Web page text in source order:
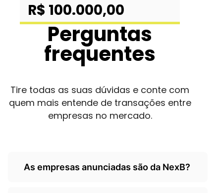
R$ 100.000,00
Perguntas
frequentes
Tire todas as suas dúvidas e conte com
quem mais entende de transações entre
empresas no mercado.
As empresas anunciadas são da NexB?